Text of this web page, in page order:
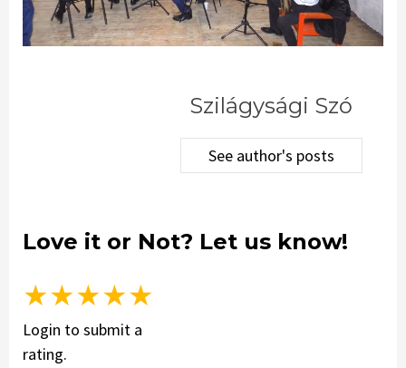
Szilágysági Szó
See author's posts
Love it or Not? Let us know!
★★★★★
Login to submit a
rating.